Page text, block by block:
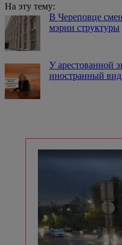
На эту тему:
В Череповце
мэрии структуры
У арестованной
иностранный